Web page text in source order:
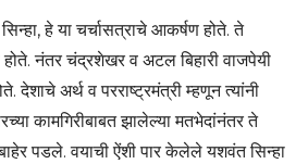
हे या चर्चासत्राचे आकर्षण होते. ते
नंतर चंद्रशेखर व अटल बिहारी वाजपेयी
देशाचे अर्थ व परराष्ट्रमंत्री म्हणून त्यांनी
कामगिरीबाबत झालेल्या मतभेदांनंतर ते
पडले. वयाची ऐंशी पार केलेले यशवंत सिन्हा